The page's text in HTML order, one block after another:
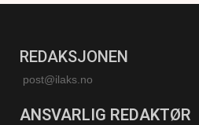
REDAKSJONEN
post@ilaks.no
ANSVARLIG REDAKTØR